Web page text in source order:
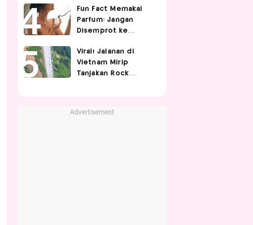
Ahli Gizi!
Fun Fact Memakai
Parfum: Jangan
Disemprot ke
Golden Time
Memakainya!
Viral! Jalanan di
Vietnam Mirip
Tanjakan Rock
Advertisement